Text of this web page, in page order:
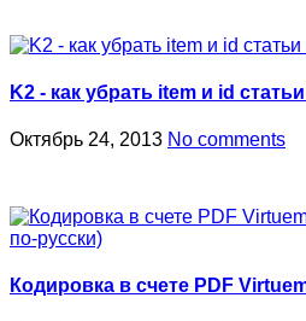
K2 - как убрать item и id
Октябрь 24, 2013 No comments
Кодировка в счете PDF